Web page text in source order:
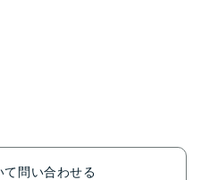
て問い合わせる